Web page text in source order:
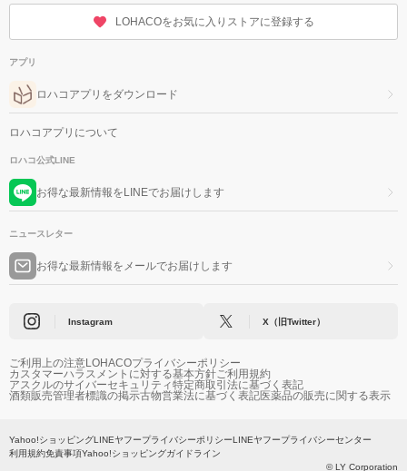
LOHACOをお気に入りストアに登録する
アプリ
ロハコアプリをダウンロード
ロハコアプリについて
ロハコ公式LINE
お得な最新情報をLINEでお届けします
ニュースレター
お得な最新情報をメールでお届けします
Instagram X（旧Twitter）
ご利用上の注意LOHACOプライバシーポリシー
カスタマーハラスメントに対する基本方針ご利用規約
アスクルのサイバーセキュリティ特定商取引法に基づく表記
酒類販売管理者標識の掲示古物営業法に基づく表記医薬品の販売に関する表示
Yahoo!ショッピングLINEヤフープライバシーポリシーLINEヤフープライバシーセンター
利用規約免責事項Yahoo!ショッピングガイドライン
© LY Corporation